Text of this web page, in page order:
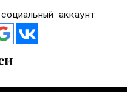
аккаунт